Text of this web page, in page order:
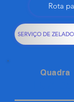
Rota
SERVIÇO DE
Quadra